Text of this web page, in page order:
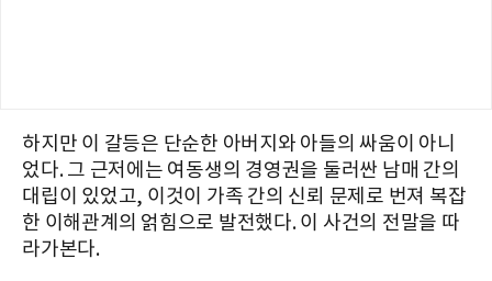
하지만 이 갈등은 단순한 아버지와 아들의 싸움이 아니
었다. 그 근저에는 여동생의 경영권을 둘러싼 남매 간의
대립이 있었고, 이것이 가족 간의 신뢰 문제로 번져 복잡
한 이해관계의 얽힘으로 발전했다. 이 사건의 전말을 따
라가본다.